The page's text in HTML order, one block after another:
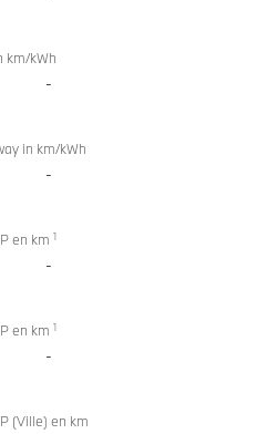
km/kWh
-
in km/kWh
-
en km 1
-
en km 1
-
(Ville) en km